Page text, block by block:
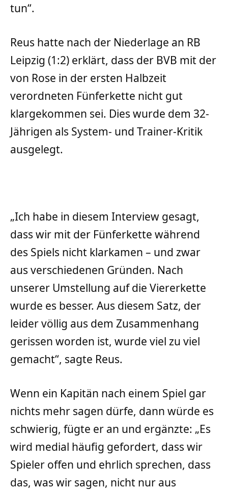
tun“.
Reus hatte nach der Niederlage an RB
Leipzig (1:2) erklärt, dass der BVB mit der
von Rose in der ersten Halbzeit
verordneten Fünferkette nicht gut
klargekommen sei. Dies wurde dem 32-
Jährigen als System- und Trainer-Kritik
ausgelegt.
„Ich habe in diesem Interview gesagt,
dass wir mit der Fünferkette während
des Spiels nicht klarkamen – und zwar
aus verschiedenen Gründen. Nach
unserer Umstellung auf die Viererkette
wurde es besser. Aus diesem Satz, der
leider völlig aus dem Zusammenhang
gerissen worden ist, wurde viel zu viel
gemacht“, sagte Reus.
Wenn ein Kapitän nach einem Spiel gar
nichts mehr sagen dürfe, dann würde es
schwierig, fügte er an und ergänzte: „Es
wird medial häufig gefordert, dass wir
Spieler offen und ehrlich sprechen, dass
das, was wir sagen, nicht nur aus